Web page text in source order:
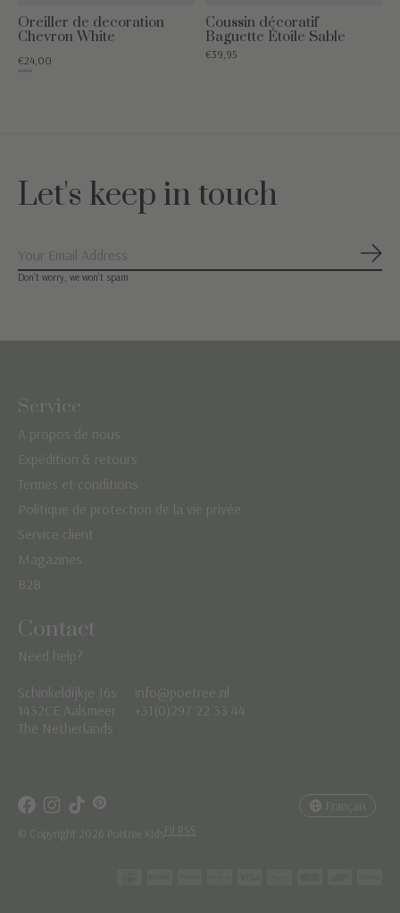
Oreiller de decoration
Chevron White
€24,00
€34,95
Coussin décoratif
Baguette Étoile Sable
€39,95
Let's keep in touch
Don’t worry, we won’t spam
Service
A propos de nous
Expédition & retours
Termes et conditions
Politique de protection de la vie privée
Service client
Magazines
B2B
Contact
Need help?
Schinkeldijkje 16s
1432CE Aalsmeer
The Netherlands
info@poetree.nl
+31(0)297 22 33 44
© Copyright 2026 Poetree Kids Fil RSS
Français
Nederlands